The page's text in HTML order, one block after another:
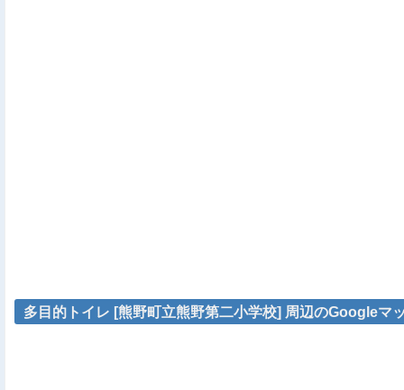
多目的トイレ [熊野町立熊野第二小学校] 周辺のGoogleマ